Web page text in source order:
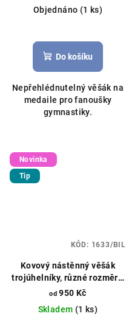
Objednáno (1 ks)
Do košíku
Nepřehlédnutelný věšák na
medaile pro fanoušky
gymnastiky.
Novinka
Tip
Kovový nástěnný věšák
trojúhelníky, různé rozměry,
různé barvy
od 950 Kč
Skladem (1 ks)
KÓD: 1633/BIL